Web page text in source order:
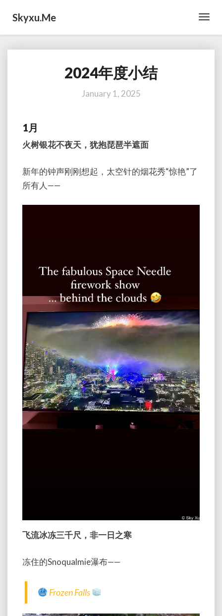
Skyxu.me
2024
年
度
2024年度小结
January 1, 2025
1月
火树银花不夜天，犹抱琵琶半遮面
新年的钟声刚刚想起，太空针的烟花秀“惊艳”了
所有人——
飞流冰冻三千尺，非一日之寒
冻住的Snoqualmie瀑布——
Frozen Falls